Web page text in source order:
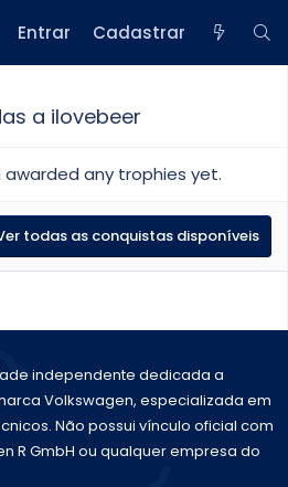
Entrar Cadastrar
a ilovebeer
any trophies yet.
todas as conquistas disponíveis
independente dedicada a
Volkswagen, especializada em
Não possui vínculo oficial com
R GmbH ou qualquer empresa do